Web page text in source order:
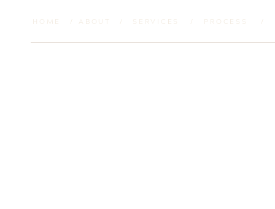
PROCESS
SERVICES
ABOUT
HOME